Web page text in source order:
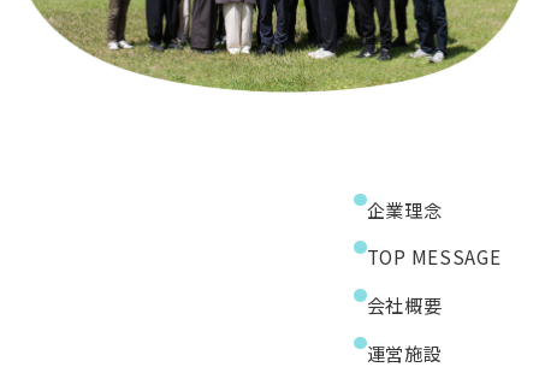
企業理念
TOP MESSAGE
会社概要
運営施設